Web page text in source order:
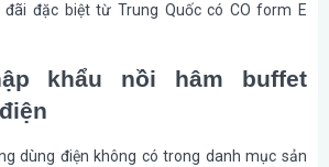
đặc biệt từ Trung Quốc có CO form E
khẩu nồi hâm buffet
dùng điện không có trong danh mục sản